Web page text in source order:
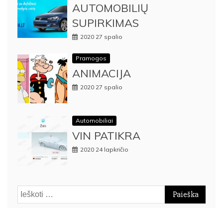
AUTOMOBILIŲ
SUPIRKIMAS
2020 27 spalio
Pramogos
ANIMACIJA
2020 27 spalio
Automobiliai
VIN PATIKRA
2020 24 lapkričio
Ieškoti: